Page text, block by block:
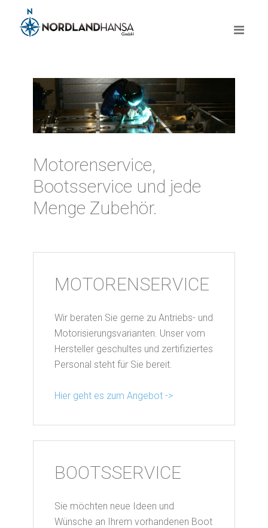
Motorenservice,
Bootsservice und jede
Menge Zubehör.
MOTORENSERVICE
Wir beraten Sie gerne zu Antriebs- und
Motorisierungsvarianten. Unser vom
Hersteller geschultes und zertifiziertes
Personal steht für Sie bereit.
Hier geht es zum Angebot ->
BOOTSSERVICE
Sie möchten neue Ideen und
Wünsche an Ihrem vorhandenen Boot